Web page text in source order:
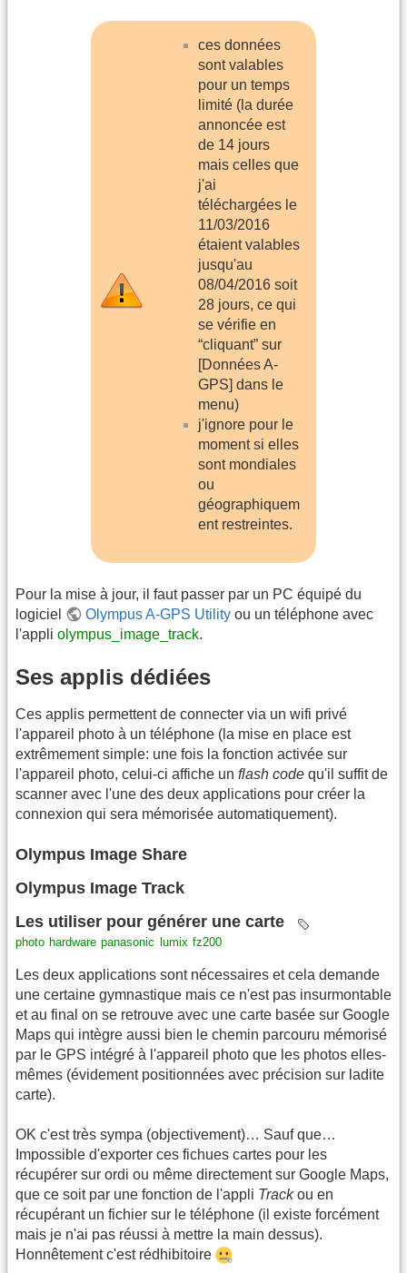
ces données
sont valables
pour un temps
limité (la durée
annoncée est
de 14 jours
mais celles que
j'ai
téléchargées le
11/03/2016
étaient valables
jusqu'au
08/04/2016 soit
28 jours, ce qui
se vérifie en
“cliquant” sur
[Données A-
GPS] dans le
menu)
j'ignore pour le
moment si elles
sont mondiales
ou
géographiquem
ent restreintes.
Pour la mise à jour, il faut passer par un PC équipé du
logiciel
Olympus A-GPS Utility ou un téléphone avec
l'appli olympus_image_track.
Ses applis dédiées
Ces applis permettent de connecter via un wifi privé
l'appareil photo à un téléphone (la mise en place est
extrêmement simple: une fois la fonction activée sur
l'appareil photo, celui-ci affiche un flash code qu'il suffit de
scanner avec l'une des deux applications pour créer la
connexion qui sera mémorisée automatiquement).
Olympus Image Share
Olympus Image Track
Les utiliser pour générer une carte
photo hardware panasonic lumix fz200
Les deux applications sont nécessaires et cela demande
une certaine gymnastique mais ce n'est pas insurmontable
et au final on se retrouve avec une carte basée sur Google
Maps qui intègre aussi bien le chemin parcouru mémorisé
par le GPS intégré à l'appareil photo que les photos elles-
mêmes (évidement positionnées avec précision sur ladite
carte).
OK c'est très sympa (objectivement)… Sauf que…
Impossible d'exporter ces fichues cartes pour les
récupérer sur ordi ou même directement sur Google Maps,
que ce soit par une fonction de l'appli Trackou en
récupérant un fichier sur le téléphone (il existe forcément
mais je n'ai pas réussi à mettre la main dessus).
Honnêtement c'est rédhibitoire